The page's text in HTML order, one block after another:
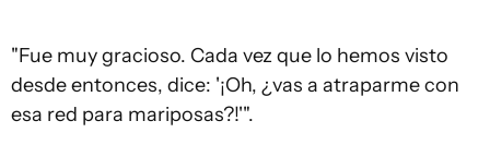
"Fue muy gracioso. Cada vez que lo hemos visto
desde entonces, dice: '¡Oh, ¿vas a atraparme con
esa red para mariposas?!'".